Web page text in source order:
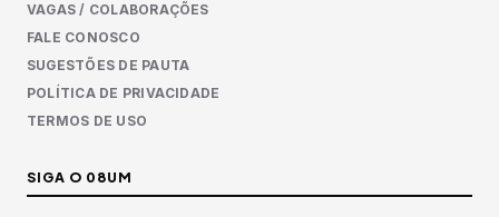
VAGAS / COLABORAÇÕES
FALE CONOSCO
SUGESTÕES DE PAUTA
POLÍTICA DE PRIVACIDADE
TERMOS DE USO
SIGA O 08UM